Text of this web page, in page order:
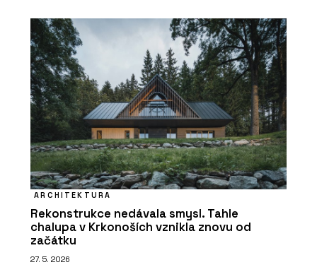
ARCHITEKTURA
Rekonstrukce nedávala smysl. Tahle
chalupa v Krkonoších vznikla znovu od
začátku
27. 5. 2026